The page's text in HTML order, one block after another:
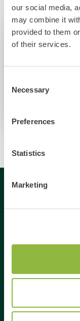
our social media,
may combine it
provided to them
of their services.
Selection
Necessary
Preferences
Statistics
Marketing
Komend evenement
8 August
Dagje weg
Activiteiten
Familie uitjes